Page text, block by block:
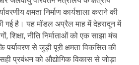
क्षमता निर्माण कार्यशाला कराने की
है। यह मॉडल अप्रैल माह में देहरादून में
शिक्षा, नीति निर्माताओं को एक साझा मंच
पर्यावरण से जुड़ी पूरी क्षमता विकसित की
प्रबंधन को औद्योगिक विकास से जोड़ा